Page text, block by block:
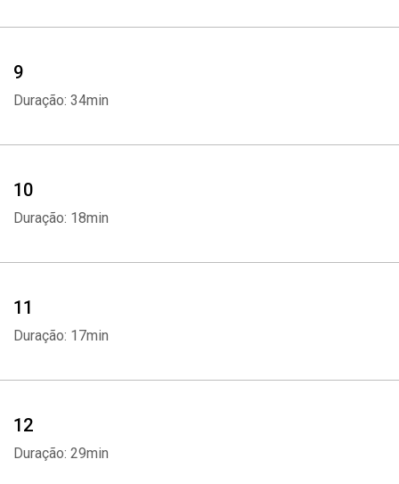
9
Duração: 34min
10
Duração: 18min
11
Duração: 17min
12
Duração: 29min